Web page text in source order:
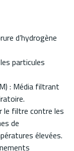
d’hydrogène
particules
: Média filtrant
le filtre contre les
de
élevées.